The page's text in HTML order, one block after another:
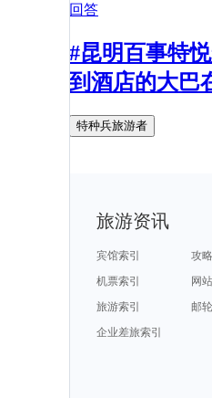
回答
#昆明百事特
到酒店的大巴
特种兵旅游者
旅游资讯
宾馆索引
攻
机票索引
网
旅游索引
邮
企业差旅索引